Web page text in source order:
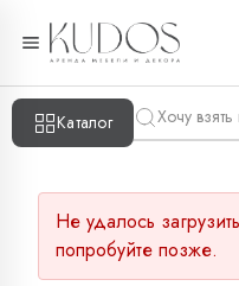
Каталог
Не удалось
попробуйте позже.